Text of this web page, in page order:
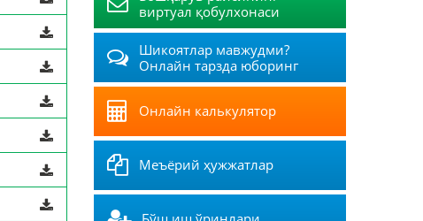
виртуал қобулхонаси
Шикоятлар мавжудми?
Онлайн тарзда юборинг
Онлайн калькулятор
Меъёрий ҳужжатлар